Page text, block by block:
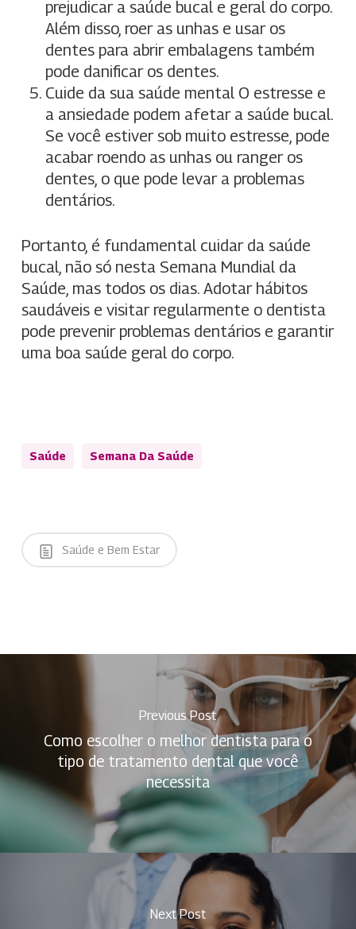
prejudicar a saúde bucal e geral do corpo.
Além disso, roer as unhas e usar os
dentes para abrir embalagens também
pode danificar os dentes.
Cuide da sua saúde mental O estresse e
a ansiedade podem afetar a saúde bucal.
Se você estiver sob muito estresse, pode
acabar roendo as unhas ou ranger os
dentes, o que pode levar a problemas
dentários.
Portanto, é fundamental cuidar da saúde
bucal, não só nesta Semana Mundial da
Saúde, mas todos os dias. Adotar hábitos
saudáveis e visitar regularmente o dentista
pode prevenir problemas dentários e garantir
uma boa saúde geral do corpo.
Saúde Semana Da Saúde
Saúde e Bem Estar
Previous Post
Como escolher o melhor dentista para o
tipo de tratamento dental que você
necessita
Next Post